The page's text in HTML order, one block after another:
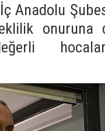
Anadolu
onuruna